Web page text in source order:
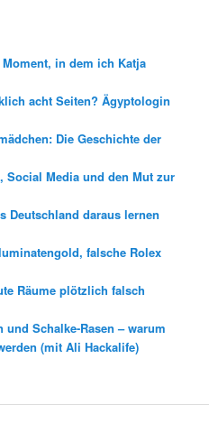
in dem ich Katja
acht Seiten? Ägyptologin
Die Geschichte der
Social Media und den Mut zur
Deutschland daraus lernen
falsche Rolex
Räume plötzlich falsch
Schalke-Rasen – warum
(mit Ali Hackalife)